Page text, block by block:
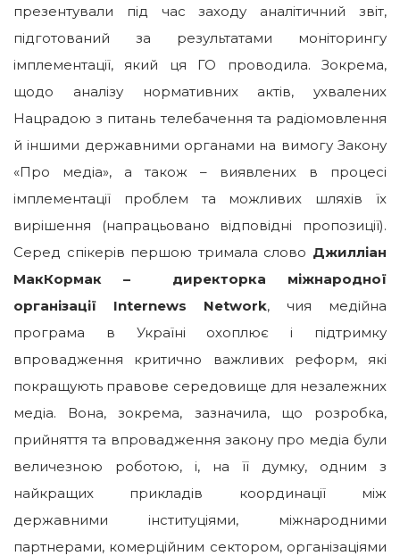
презентували під час заходу аналітичний звіт,
підготований за результатами моніторингу
імплементації, який ця ГО проводила. Зокрема,
щодо аналізу нормативних актів, ухвалених
Нацрадою з питань телебачення та радіомовлення
й іншими державними органами на вимогу Закону
«Про медіа», а також – виявлених в процесі
імплементації проблем та можливих шляхів їх
вирішення (напрацьовано відповідні пропозиції).
Серед спікерів першою тримала слово Джилліан
МакКормак – директорка міжнародної
організації Internews Network, чия медійна
програма в Україні охоплює і підтримку
впровадження критично важливих реформ, які
покращують правове середовище для незалежних
медіа. Вона, зокрема, зазначила, що розробка,
прийняття та впровадження закону про медіа були
величезною роботою, і, на її думку, одним з
найкращих прикладів координації між
державними інституціями, міжнародними
партнерами, комерційним сектором, організаціями